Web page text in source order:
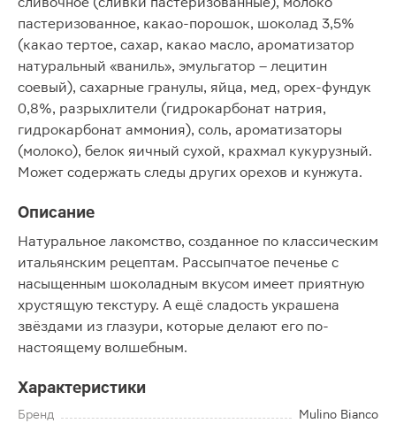
пастеризованное, какао-порошок, шоколад 3,5%
(какао тертое, сахар, какао масло, ароматизатор
натуральный «ваниль», эмульгатор – лецитин
соевый), сахарные гранулы, яйца, мед, орех-фундук
0,8%, разрыхлители (гидрокарбонат натрия,
гидрокарбонат аммония), соль, ароматизаторы
(молоко), белок яичный сухой, крахмал кукурузный.
Может содержать следы других орехов и кунжута.
Описание
Натуральное лакомство, созданное по классическим
итальянским рецептам. Рассыпчатое печенье с
насыщенным шоколадным вкусом имеет приятную
хрустящую текстуру. А ещё сладость украшена
звёздами из глазури, которые делают его по-
настоящему волшебным.
Характеристики
Бренд
Mulino Bianco